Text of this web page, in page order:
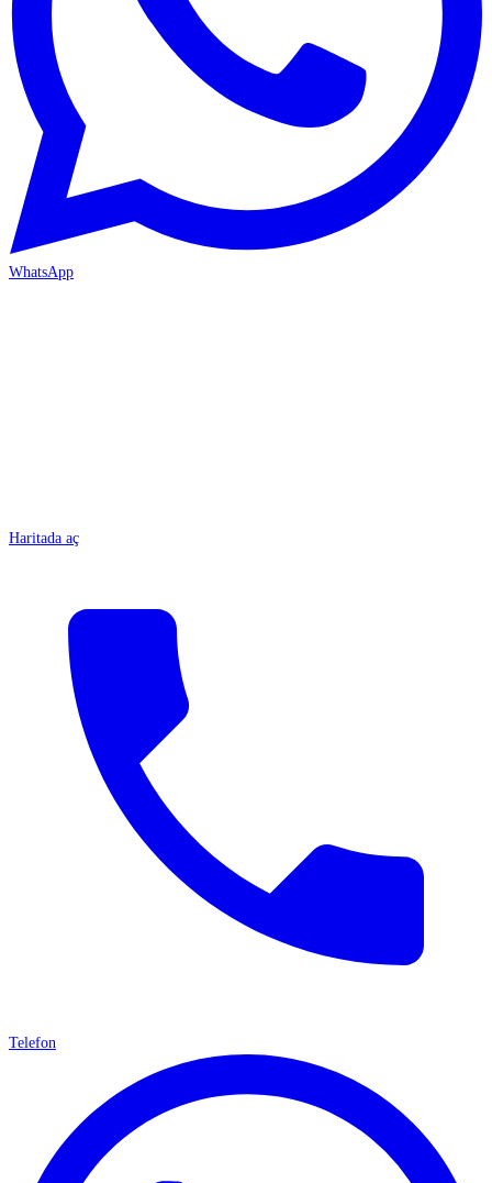
WhatsApp
Haritada aç
Telefon